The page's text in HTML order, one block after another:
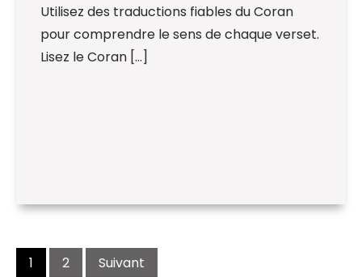
Utilisez des traductions fiables du Coran
pour comprendre le sens de chaque verset.
Lisez le Coran […]
Pagination
des
1 2 Suivant